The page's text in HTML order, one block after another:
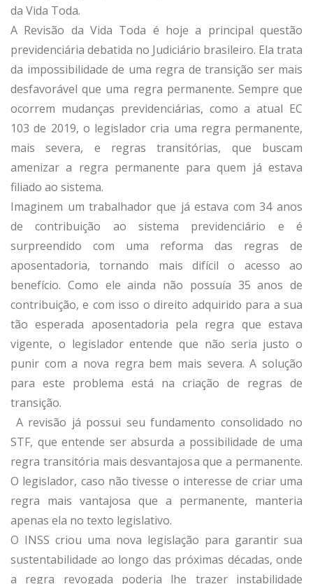
da Vida Toda.
A Revisão da Vida Toda é hoje a principal questão
previdenciária debatida no Judiciário brasileiro. Ela trata
da impossibilidade de uma regra de transição ser mais
desfavorável que uma regra permanente. Sempre que
ocorrem mudanças previdenciárias, como a atual EC
103 de 2019, o legislador cria uma regra permanente,
mais severa, e regras transitórias, que buscam
amenizar a regra permanente para quem já estava
filiado ao sistema.
Imaginem um trabalhador que já estava com 34 anos
de contribuição ao sistema previdenciário e é
surpreendido com uma reforma das regras de
aposentadoria, tornando mais difícil o acesso ao
benefício. Como ele ainda não possuía 35 anos de
contribuição, e com isso o direito adquirido para a sua
tão esperada aposentadoria pela regra que estava
vigente, o legislador entende que não seria justo o
punir com a nova regra bem mais severa. A solução
para este problema está na criação de regras de
transição.
A revisão já possui seu fundamento consolidado no
STF, que entende ser absurda a possibilidade de uma
regra transitória mais desvantajosa que a permanente.
O legislador, caso não tivesse o interesse de criar uma
regra mais vantajosa que a permanente, manteria
apenas ela no texto legislativo.
O INSS criou uma nova legislação para garantir sua
sustentabilidade ao longo das próximas décadas, onde
a regra revogada poderia lhe trazer instabilidade